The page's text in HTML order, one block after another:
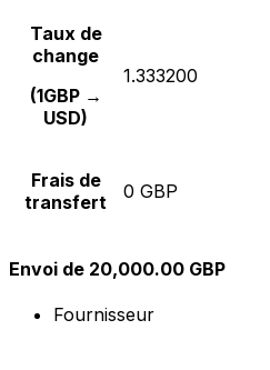
Taux de
change
(1GBP →
USD)
1.333200
Frais de
transfert
0 GBP
Envoi de 20,000.00 GBP
Fournisseur